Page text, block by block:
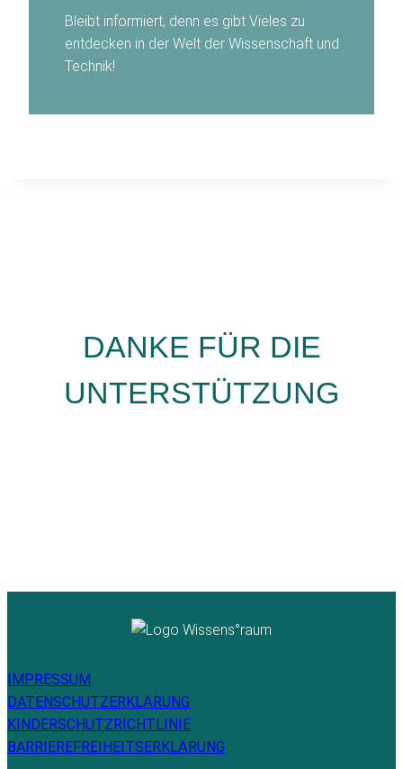
Bleibt informiert, denn es gibt Vieles zu
entdecken in der Welt der Wissenschaft und
Technik!
DANKE FÜR DIE
UNTERSTÜTZUNG
IMPRESSUM
DATENSCHUTZERKLÄRUNG
KINDERSCHUTZRICHTLINIE
BARRIEREFREIHEITSERKLÄRUNG